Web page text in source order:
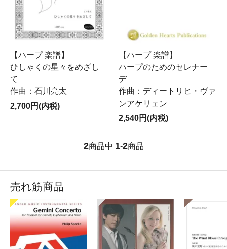
【ハープ 楽譜】
ひしゃくの星々をめざし
て
作曲：石川亮太
2,700円(内税)
【ハープ 楽譜】
ハープのためのセレナー
デ
作曲：ディートリヒ・ヴァ
ンアケリェン
2,540円(内税)
2商品中 1-2商品
売れ筋商品